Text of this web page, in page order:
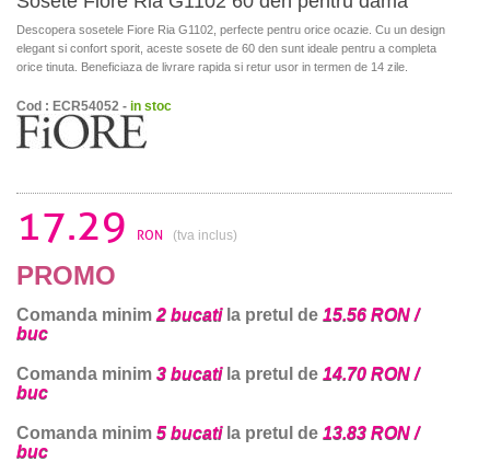
Descopera sosetele Fiore Ria G1102, perfecte pentru orice ocazie. Cu un design
elegant si confort sporit, aceste sosete de 60 den sunt ideale pentru a completa
orice tinuta. Beneficiaza de livrare rapida si retur usor in termen de 14 zile.
Cod : ECR54052 - in stoc
17.29 RON (tva inclus)
PROMO
Comanda minim 2 bucatila pretul de 15.56 RON /
buc
Comanda minim 3 bucatila pretul de 14.70 RON /
buc
Comanda minim 5 bucatila pretul de 13.83 RON /
buc